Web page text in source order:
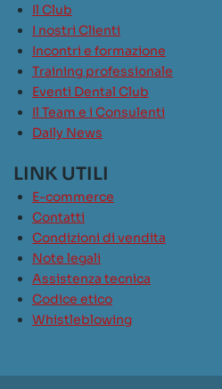
Il Club
I nostri Clienti
Incontri e formazione
Training professionale
Eventi Dental Club
Il Team e i Consulenti
Daily News
LINK UTILI
E-commerce
Contatti
Condizioni di vendita
Note legali
Assistenza tecnica
Codice etico
Whistleblowing